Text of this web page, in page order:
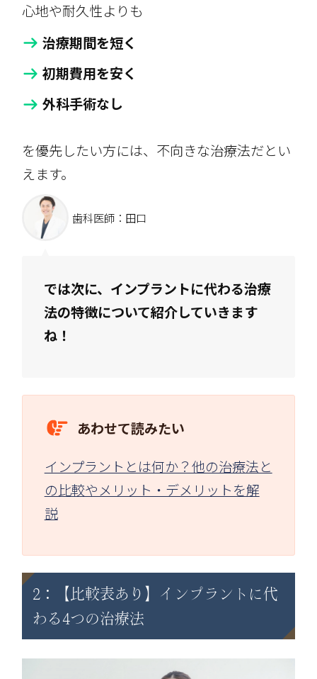
心地や耐久性よりも
治療期間を短く
初期費用を安く
外科手術なし
を優先したい方には、不向きな治療法だとい
えます。
歯科医師：田口
では次に、インプラントに代わる治療
法の特徴について紹介していきます
ね！
あわせて読みたい
インプラントとは何か？他の治療法と
の比較やメリット・デメリットを解
説
2：【比較表あり】インプラントに代
わる4つの治療法